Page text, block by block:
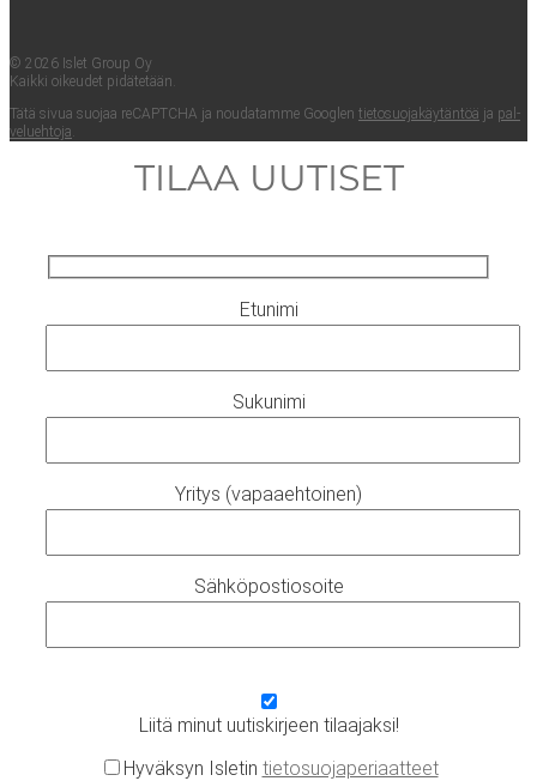
© 2026 Islet Group Oy
Kaik­ki oikeu­det pidätetään.
Tätä sivua suo­jaa reCAPTC­HA ja nou­da­tam­me Googlen tie­to­suo­ja­käy­tän­töä ja pal­
ve­lueh­to­ja.
TILAA UUTISET
Etunimi
Sukunimi
Yritys (vapaaehtoinen)
Sähköpostiosoite
Liitä minut uutiskirjeen tilaajaksi!
Hyväksyn Isletin tietosuojaperiaatteet